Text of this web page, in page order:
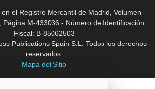
en el Registro Mercantil de Madrid, Volumen
Página M-433036 - Número de Identificación
Fiscal: B-85062503
Publications Spain S.L. Todos los derechos
reservados.
Mapa del Sitio